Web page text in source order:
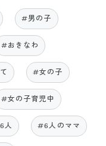
#男の子
#おきなわ
#女の子
#女の子育児中
人 #6人のママ